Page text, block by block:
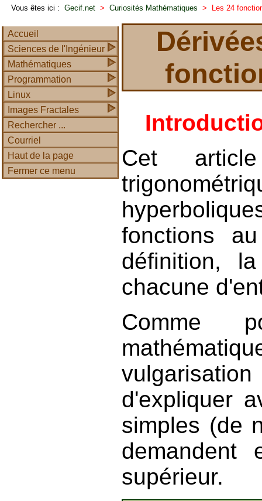
Accueil
Sciences de l'Ingénieur
Mathématiques
Programmation
Linux
Images Fractales
Rechercher ...
Courriel
Haut de la page
Fermer ce menu
Vous êtes ici : Gecif.net > Curiosités Mathématiques > Les 24
Cet
fonctions
définition,
chacune
Comme
d'expliquer
simples (de
demandent
supérieur.